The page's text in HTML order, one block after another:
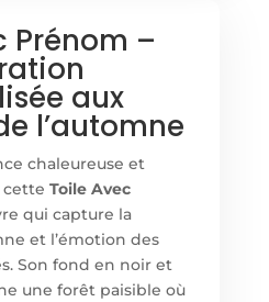
Prénom –
aux
l’automne
chaleureuse et
cette Toile Avec
qui capture la
et l’émotion des
Son fond en noir et
une forêt paisible où